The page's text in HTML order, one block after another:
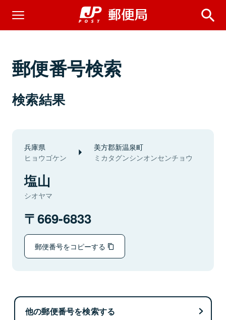
郵便番号検索
検索結果
兵庫県
ヒョウゴケン
美方郡新温泉町
ミカタグンシンオンセンチョウ
塩山
シオヤマ
669-6833
郵便番号をコピーする
他の郵便番号を検索する